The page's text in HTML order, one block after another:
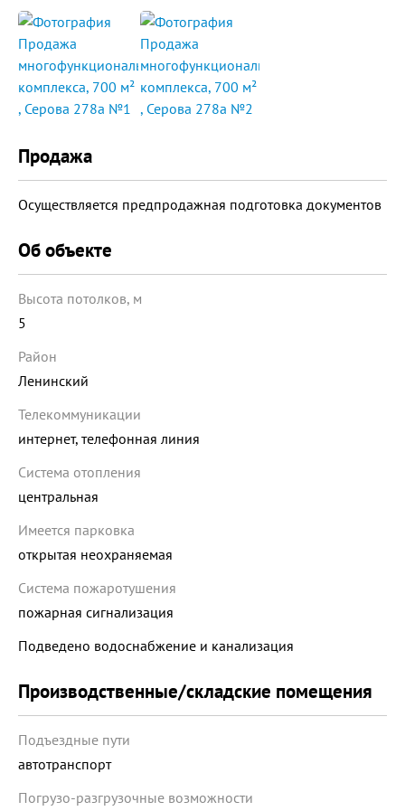
Продажа
Осуществляется предпродажная подготовка документов
Об объекте
Высота потолков, м
5
Район
Ленинский
Телекоммуникации
интернет, телефонная линия
Система отопления
центральная
Имеется парковка
открытая неохраняемая
Система пожаротушения
пожарная сигнализация
Подведено водоснабжение и канализация
Производственные/складские помещения
Подъездные пути
автотранспорт
Погрузо-разгрузочные возможности